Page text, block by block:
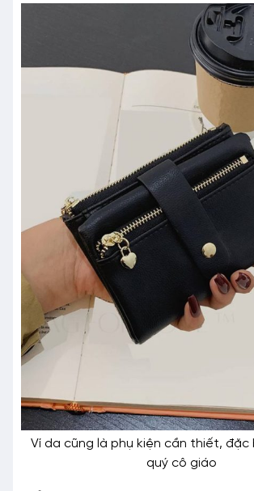
Ví da cũng là phụ kiện cần thiết, đặc
quý cô giáo